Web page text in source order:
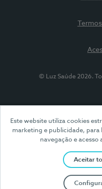
Este website utiliza cookies
marketing e publicidade, para
navegação e acesso
Aceitar
© Luz Saúde 2026.